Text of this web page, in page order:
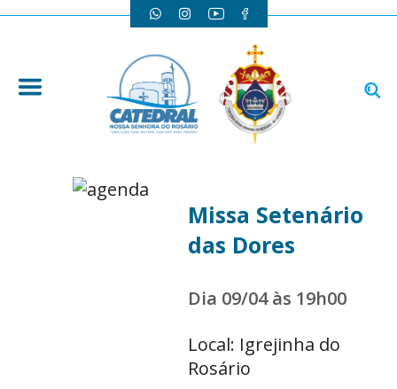
Missa Setenário
das Dores
Dia 09/04 às 19h00
Local: Igrejinha do
Rosário